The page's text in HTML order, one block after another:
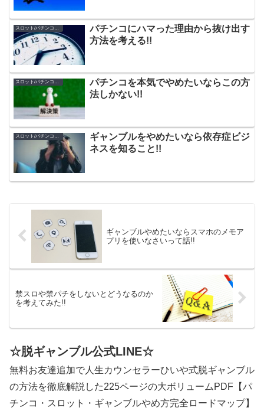
パチンコにハマった理由から抜け出す
方法を考える!!
スロット/パチンコのやめ方
パチンコを本気でやめたいならこの方
法しかない!!
スロット/パチンコのやめ方
ギャンブルをやめたいなら依存症ビジ
ネスを知ること!!
ギャンブルやめたいならスマホのメモア
プリを使いなさいって話!!
禁スロや禁パチをしないとどうなるのか
を考えてみた!!
☆脱ギャンブル公式LINE☆
無料お友達追加で人生カウンセラーひいや式脱ギャンブル
の方法を徹底解説した225ページの大ボリュームPDF【パ
チンコ・スロット・ギャンブルやめ方完全ロードマップ】